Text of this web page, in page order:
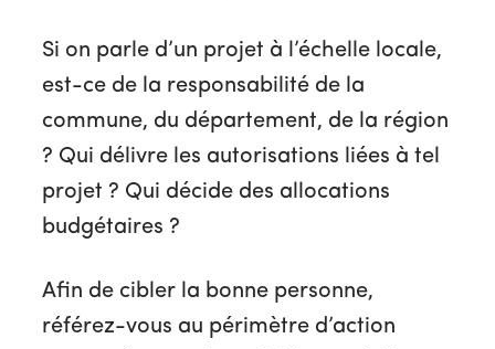
Si on parle d’un projet à l’échelle locale,
est-ce de la responsabilité de la
commune, du département, de la région
? Qui délivre les autorisations liées à tel
projet ? Qui décide des allocations
budgétaires ?
Afin de cibler la bonne personne,
référez-vous au périmètre d’action